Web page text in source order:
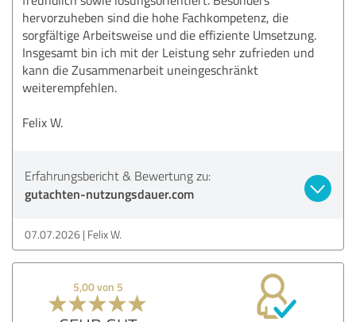
hervorzuheben sind die hohe Fachkompetenz, die
sorgfältige Arbeitsweise und die effiziente Umsetzung.
Insgesamt bin ich mit der Leistung sehr zufrieden und
kann die Zusammenarbeit uneingeschränkt
weiterempfehlen.
Felix W.
Erfahrungsbericht & Bewertung zu:
gutachten-nutzungsdauer.com
07.07.2026 Felix W.
5,00 von 5